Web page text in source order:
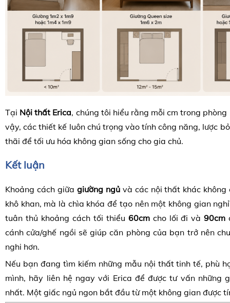
Tại Nội thất Erica, chúng tôi hiểu rằng mỗi cm trong
vậy, các thiết kế luôn chú trọng vào tính công năng, lược
thãi để tối ưu hóa không gian sống cho gia chủ.
Kết luận
Khoảng cách giữa giường ngủvà các nội thất khác không
khô khan, mà là chìa khóa để tạo nên một không gian
tuân thủ khoảng cách tối thiểu 60cmcho lối đi và90cm
cánh cửa/ghế ngồi sẽ giúp căn phòng của bạn trở nên
nghi hơn.
Nếu bạn đang tìm kiếm những mẫu nội thất tinh tế, phù
mình, hãy liên hệ ngay với Erica để được tư vấn những
nhất. Một giấc ngủ ngon bắt đầu từ một không gian được